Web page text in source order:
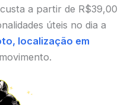
a partir de R$39,00
úteis no dia a
localização em